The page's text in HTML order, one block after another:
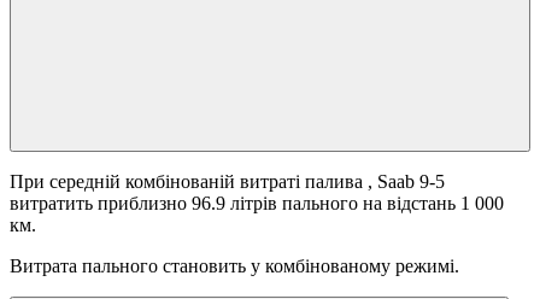
При середній комбінованій витраті палива , Saab 9-5
витратить приблизно 96.9 літрів пального на відстань 1 000
км.
Витрата пального становить у комбінованому режимі.